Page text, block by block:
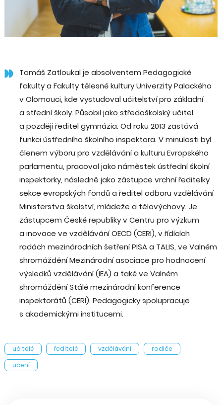
Tomáš Zatloukal je absolventem Pedagogické
fakulty a Fakulty tělesné kultury Univerzity Palackého
v Olomouci, kde vystudoval učitelství pro základní
a střední školy. Působil jako středoškolský učitel
a později ředitel gymnázia. Od roku 2013 zastává
funkci ústředního školního inspektora. V minulosti byl
členem výboru pro vzdělávání a kulturu Evropského
parlamentu, pracoval jako náměstek ústřední školní
inspektorky, následně jako zástupce vrchní ředitelky
sekce evropských fondů a ředitel odboru vzdělávání
Ministerstva školství, mládeže a tělovýchovy. Je
zástupcem České republiky v Centru pro výzkum
a inovace ve vzdělávání OECD (CERI), v řídících
radách mezinárodních šetření PISA a TALIS, ve Valném
shromáždění Mezinárodní asociace pro hodnocení
výsledků vzdělávání (IEA) a také ve Valném
shromáždění Stálé mezinárodní konference
inspektorátů (CERI). Pedagogicky spolupracuje
s akademickými institucemi.
učitelé ředitelé vzdělávání
rodiče
učení